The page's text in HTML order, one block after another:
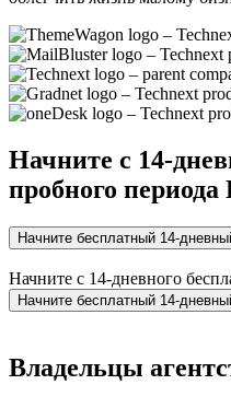
Начните с 14-
пробного периода
Начните бесплатный 14-
Начните с 14-дневного
Начните бесплатный 14-
Владельцы